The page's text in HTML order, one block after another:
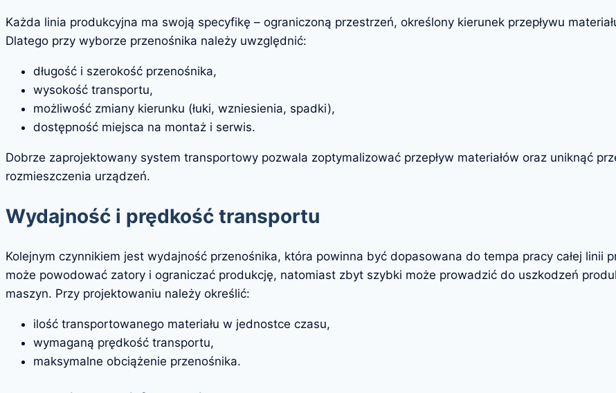
Każda linia produkcyjna ma swoją specyfikę – ograniczoną przestrzeń, określony kierunek przepływu
Dlatego przy wyborze przenośnika należy uwzględnić:
długość i szerokość przenośnika,
wysokość transportu,
możliwość zmiany kierunku (łuki, wzniesienia, spadki),
dostępność miejsca na montaż i serwis.
Dobrze zaprojektowany system transportowy pozwala zoptymalizować przepływ materiałów oraz uniknąć
rozmieszczenia urządzeń.
Wydajność i prędkość transportu
Kolejnym czynnikiem jest wydajność przenośnika, która powinna być dopasowana do tempa pracy całej
może powodować zatory i ograniczać produkcję, natomiast zbyt szybki może prowadzić do uszkodzeń
maszyn. Przy projektowaniu należy określić:
ilość transportowanego materiału w jednostce czasu,
wymaganą prędkość transportu,
maksymalne obciążenie przenośnika.